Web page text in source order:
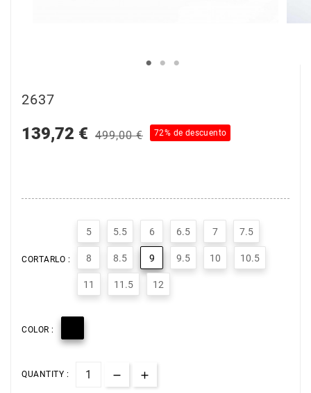
2637
139,72 € 499,00 € 72% de descuento
CORTARLO :
5 5.5 6 6.5 7 7.5
8 8.5 9 9.5 10 10.5
11 11.5 12
COLOR :
QUANTITY :